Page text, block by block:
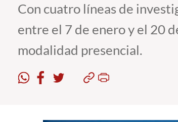
Con cuatro líneas de
entre el 7 de enero y el 20
modalidad presencial.